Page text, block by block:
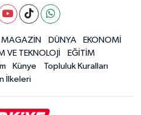
MAGAZİN DÜNYA
EKONOMİ
VE TEKNOLOJİ
EĞİTİM
Künye
Topluluk Kuralları
İlkeleri